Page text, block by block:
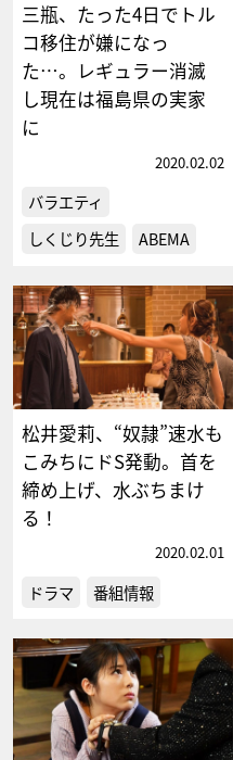
三瓶、たった4日でトル
コ移住が嫌になっ
た…。レギュラー消滅
し現在は福島県の実家
に
2020.02.02
バラエティ
しくじり先生
ABEMA
松井愛莉、“奴隷”速水も
こみちにドS発動。首を
締め上げ、水ぶちまけ
る！
2020.02.01
ドラマ 番組情報